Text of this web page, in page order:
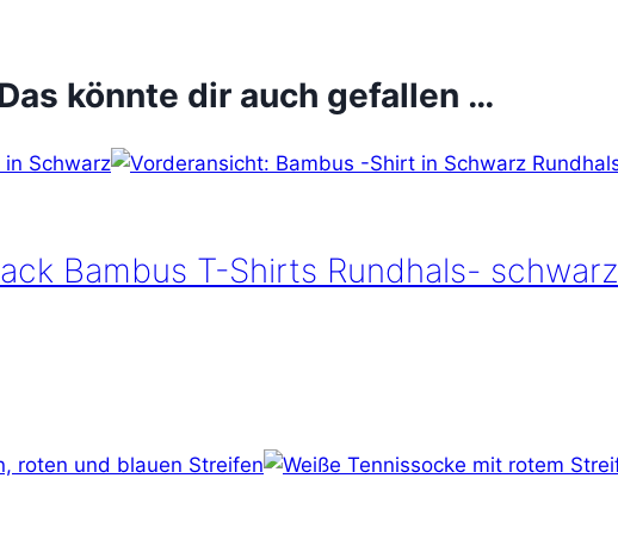
könnte dir auch gefallen …
Bambus T-Shirts Rundhals- schwarz